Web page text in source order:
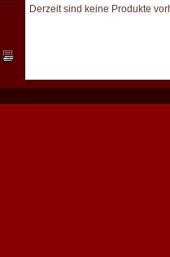
Derzeit sind keine Produkte